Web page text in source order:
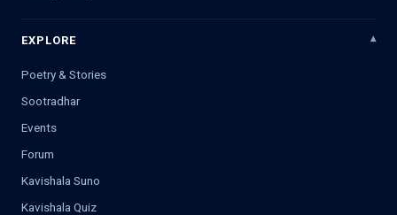
EXPLORE
Poetry & Stories
Sootradhar
Events
Forum
Kavishala Suno
Kavishala Quiz